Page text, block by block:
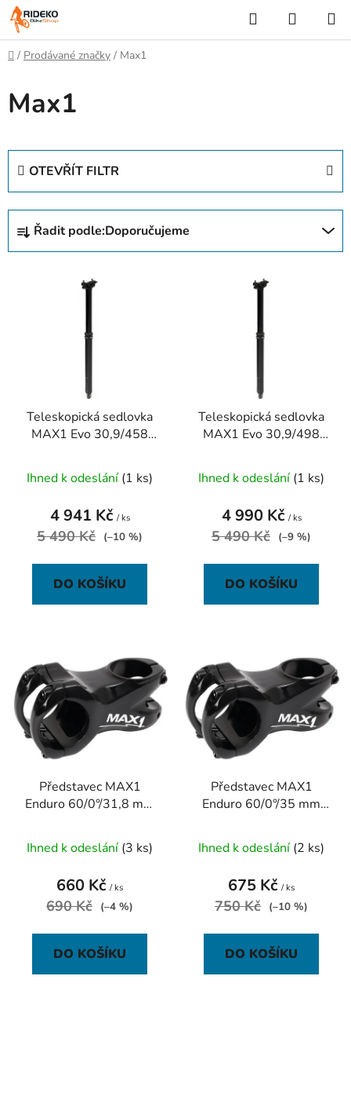
Přejít
na
obsah
Hledat
KOŠÍK
Domů
/ Prodávané značky / Max1
Max1
OTEVŘÍT FILTR
Ř
z
Řadit podle:Doporučujeme
Teleskopická sedlovka
MAX1 Evo 30,9/458
Ihned k odeslání (1 ks)
4 941 Kč / ks
5 490 Kč (–10 %)
DO KOŠÍKU
Teleskopická sedlovka
MAX1 Evo 30,9/498
Ihned k odeslání (1 ks)
4 990 Kč / ks
5 490 Kč (–9 %)
DO KOŠÍKU
Představec MAX1
Enduro 60/0°/31,8 mm
Ihned k odeslání (3 ks)
660 Kč / ks
690 Kč (–4 %)
DO KOŠÍKU
Představec MAX1
Enduro 60/0°/35 mm
Ihned k odeslání (2 ks)
675 Kč / ks
750 Kč (–10 %)
DO KOŠÍKU